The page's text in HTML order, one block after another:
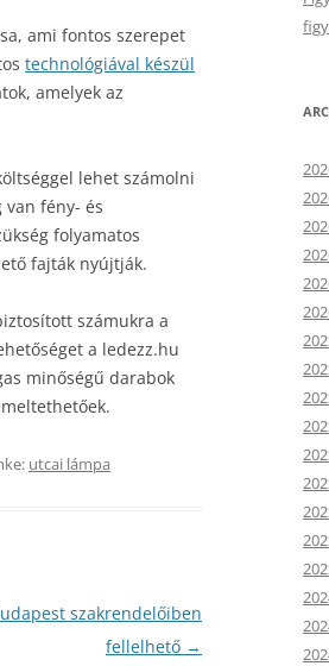
ami fontos szerepet
technológiával készül
amelyek az
lehet számolni
van fény- és
folyamatos
fajták nyújtják.
számukra a
a ledezz.hu
minőségű darabok
utcai lámpa
szakrendelőiben
fellelhető →